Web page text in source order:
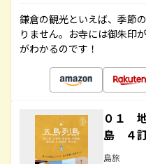
鎌倉の観光といえば、季節
りません。お寺には御朱印
がわかるのです！
０１
島 ４
島旅